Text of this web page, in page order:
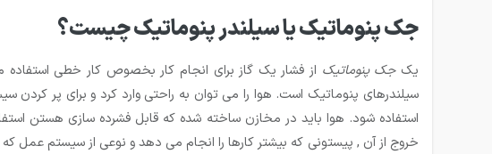
جک پنوماتیک یا سیلندر پنوماتیک چیست؟
یکجک پنوماتیک از فشار یک گاز برای انجام کار بخصوص کار خطی استفاده
سیلندرهای پنوماتیک است. هوا را می توان به راحتی وارد کرد و برای پر
استفاده شود. هوا باید در مخازن ساخته شده که قابل فشرده سازی هستن
خروج از آن , پیستونی که بیشتر کارها را انجام می دهد و نوعی از سیستم